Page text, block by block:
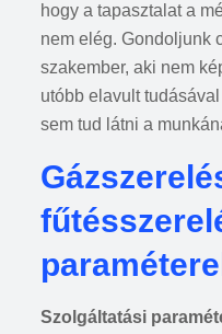
hogy a tapasztalat a
nem elég. Gondoljunk
szakember, aki nem
utóbb elavult
sem tud látni a
Szolgáltatási